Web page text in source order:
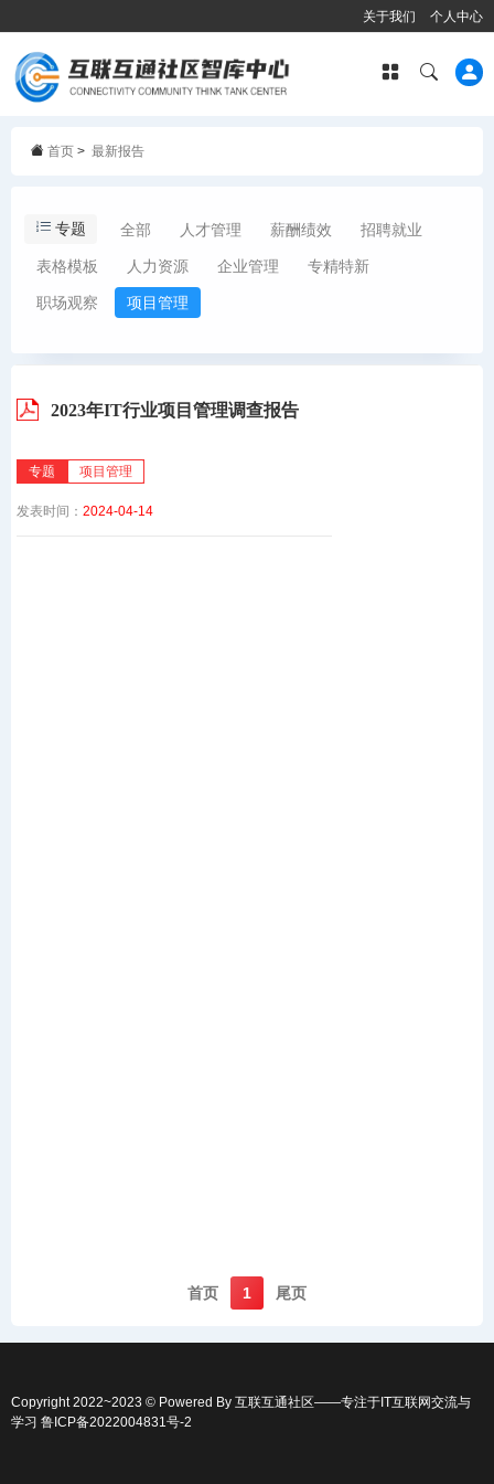
关于我们 个人中心
首页 > 最新报告
专题 全部 人才管理 薪酬绩效 招聘就业
表格模板 人力资源 企业管理 专精特新
职场观察 项目管理
2023年IT行业项目管理调查报告
专题 项目管理
发表时间： 2024-04-14
首页️ 1 尾页️
Copyright 2022~2023 © Powered By 互联互通社区——专注于IT互联网交流与
学习 鲁ICP备2022004831号-2